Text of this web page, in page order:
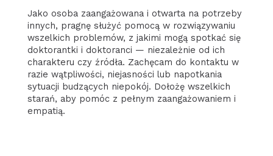
Jako osoba zaangażowana i otwarta na potrzeby
innych, pragnę służyć pomocą w rozwiązywaniu
wszelkich problemów, z jakimi mogą spotkać się
doktorantki i doktoranci — niezależnie od ich
charakteru czy źródła. Zachęcam do kontaktu w
razie wątpliwości, niejasności lub napotkania
sytuacji budzących niepokój. Dołożę wszelkich
starań, aby pomóc z pełnym zaangażowaniem i
empatią.